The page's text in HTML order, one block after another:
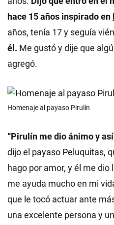
hace 15 años inspirado en
años, tenía 17 y seguía
él. Me gustó y dije que
agregó.
Homenaje al payaso Pirulín
“Pirulín me dio ánimo y
dijo el payaso Peluquitas,
hago por amor, y él me
me ayuda mucho en mi
que le tocó actuar ante
una excelente persona y